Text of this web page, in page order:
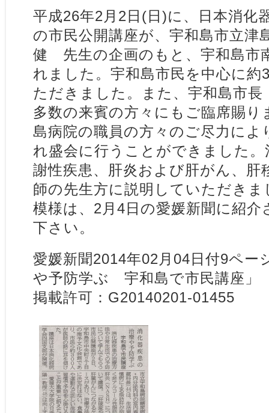
平成26年2月2日(日)に、日本消化
の市民公開講座が、宇和島市立
健 先生の企画のもと、宇和島市
れました。宇和島市民を中心に約
ただきました。また、宇和島市
多数の来賓の方々にもご臨席賜り
島病院の職員の方々のご尽力によ
れ盛会に行うことができました。
謝性疾患、肝炎および肝がん、肝
師の先生方に説明していただき
模様は、2月4日の愛媛新聞に紹
下さい。
愛媛新聞2014年02月04日付9ペー
や予防学ぶ 宇和島で市民講座」
掲載許可：G20140201-01455